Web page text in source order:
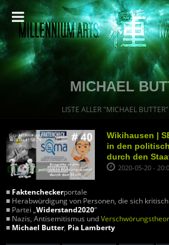
MICHAEL
LISTE ALLER "MICHAEL
Wikihausen |
in den
durch den
2020-05-20 -
■ Faktencheckerportale
■ Herabwürdigung von Personen, die sich
■ Partei „Widerstand2020“
■ Nazis, Antisemitismus und
■ Michael Butter, Pia Lamberty